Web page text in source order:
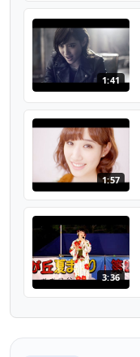
1:41
1:57
3:36